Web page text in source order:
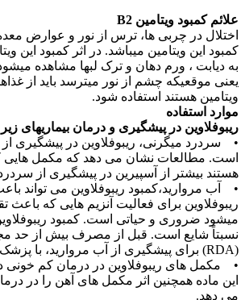
علائم کمبود ویتامین B2
اختلال در چربی ها، ترس از نور و عوارض
کمبود این ویتامین میباشد. در اثر کمبود این
به دیابت ، ورم دهان و ترک لبها مشاهده
یعنی موقعیکه چشم از نور میترسد باید از
ویتامین هستند استفاده شود.
موارد استفاده
ریبوفلاوین در پیشگیری و درمان بیماریهای
• سردرد میگرنی، ریبوفلاوین در پیشگیری
است. مطالعات نشان می دهد که مکمل هایی
هستند بیشتر از آسپیرین در پیشگیری از
• آب مروارید،کمبود ریبوفلاوین می تواند
ریبوفلاوین برای فعالیت آنزیم هایی که باعث
میشود ضروری و حیاتی است. کمبود
نسبتاً شایع است. قبل از مصرف بیش از حد
(RDA) برای پیشگیری از آب مروارید، با پزشک مشورت کنید.
• مکمل های ریبوفلاوین در درمان کم خونی
این ماده همچنین اثر مکمل های آهن را در
می دهد.